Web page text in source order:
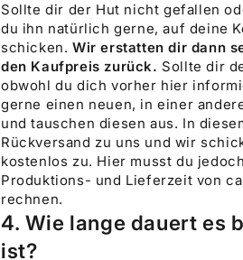
Sollte dir der Hut nicht gefallen
du ihn natürlich gerne, auf deine
schicken. Wir erstatten dir dann
den Kaufpreis zurück. Sollte dir
obwohl du dich vorher hier
gerne einen neuen, in einer
und tauschen diesen aus. In
Rückversand zu uns und wir
kostenlos zu. Hier musst du
Produktions- und Lieferzeit von
rechnen.
4. Wie lange dauert es
ist?